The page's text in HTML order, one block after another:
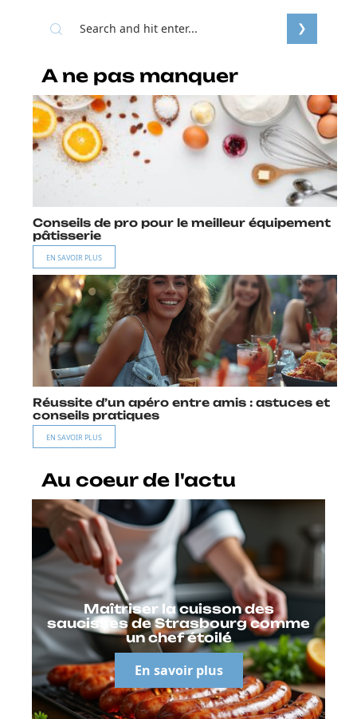
A ne pas manquer
Conseils de pro pour le meilleur équipement
pâtisserie
EN SAVOIR PLUS
Réussite d’un apéro entre amis : astuces et
conseils pratiques
EN SAVOIR PLUS
Au coeur de l'actu
Maîtriser la cuisson des
saucisses de Strasbourg comme
un chef étoilé
En savoir plus